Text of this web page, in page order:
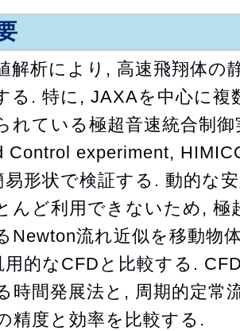
解析により, 高速飛翔体の
る. 特に, JAXAを中心に複
れている極超音速統合制
Control experiment,
形状で検証する. 動的な
んど利用できないため, 極
Newton流れ近似を移動物
的なCFDと比較する.
時間発展法と, 周期的定常
精度と効率を比較する.